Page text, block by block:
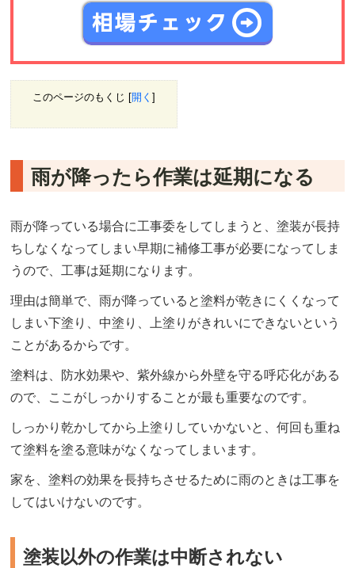
このページのもくじ [開く]
雨が降ったら作業は延期になる
雨が降っている場合に工事委をしてしまうと、塗装が長持
ちしなくなってしまい早期に補修工事が必要になってしま
うので、工事は延期になります。
理由は簡単で、雨が降っていると塗料が乾きにくくなって
しまい下塗り、中塗り、上塗りがきれいにできないという
ことがあるからです。
塗料は、防水効果や、紫外線から外壁を守る呼応化がある
ので、ここがしっかりすることが最も重要なのです。
しっかり乾かしてから上塗りしていかないと、何回も重ね
て塗料を塗る意味がなくなってしまいます。
家を、塗料の効果を長持ちさせるために雨のときは工事を
してはいけないのです。
塗装以外の作業は中断されない